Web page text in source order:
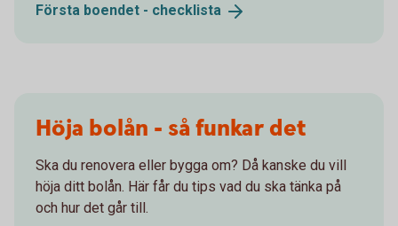
Första boendet - checklista
Höja bolån - så funkar det
Ska du renovera eller bygga om? Då kanske du vill
höja ditt bolån. Här får du tips vad du ska tänka på
och hur det går till.